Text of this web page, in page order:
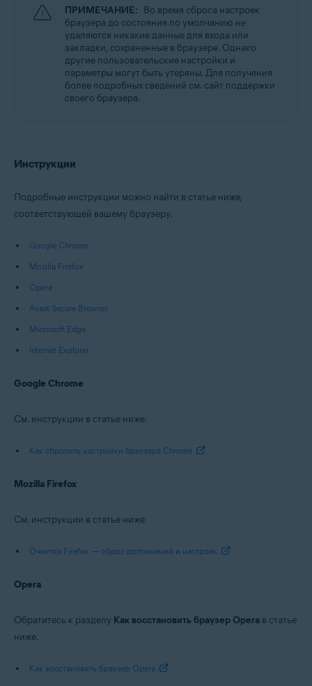
ПРИМЕЧАНИЕ: Во время сброса настроек
браузера до состояния по умолчанию не
удаляются никакие данные для входа или
закладки, сохраненные в браузере. Однако
другие пользовательские настройки и
параметры могут быть утеряны. Для получения
более подробных сведений см. сайт поддержки
своего браузера.
Инструкции
Подробные инструкции можно найти в статье ниже,
соответствующей вашему браузеру.
Google Chrome
Mozilla Firefox
Opera
Avast Secure Browser
Microsoft Edge
Internet Explorer
Google Chrome
См. инструкции в статье ниже.
Как сбросить настройки браузера Chrome
Mozilla Firefox
См. инструкции в статье ниже.
Очистка Firefox — сброс дополнений и настроек
Opera
Обратитесь к разделу Как восстановить браузер Opera в статье
ниже.
Как восстановить браузер Opera